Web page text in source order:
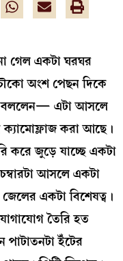
গেল একটা ঘরঘর
অংশ পেছন দিকে
বললেন— এটা আসলে
করা আছে।
করে জুড়ে যাচ্ছে একটা
আসলে একটা
একটা বিশেষত্ব।
তৈরি হত
ইঁটের